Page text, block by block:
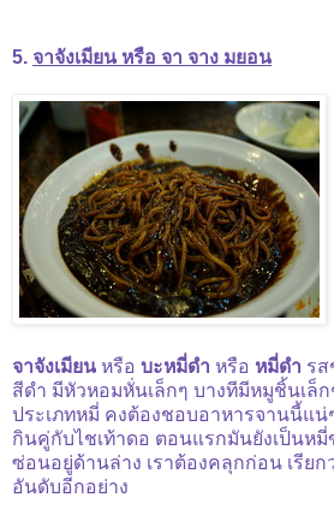
5. จาจังเมียน หรือ จา จาง มยอน
จาจังเมียน หรือ บะหมี่ดำ หรือ หมี่ดำ ร
สีดำ มีหัวหอมหั่นเล็กๆ บางทีมีหมูชิ้นเล็
ประเภทหมี่ คงต้องชอบอาหารจานนี้แ
กินคู่กับไชเท้าดอ ตอนแรกมันยังเป็นหมี่
ซ่อนอยู่ด้านล่าง เราต้องคลุกก่อน เรียก
อันดับอีกอย่าง